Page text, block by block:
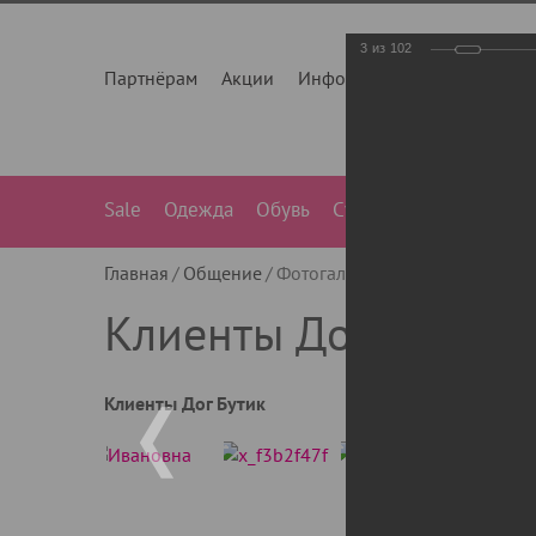
Партнёрам Акции Инфо
Sale Одежда Обувь Сумки
Главная Общение Фотогалерея
Клиенты Дог Бутик
Клиенты Дог Бутик
3 из 102